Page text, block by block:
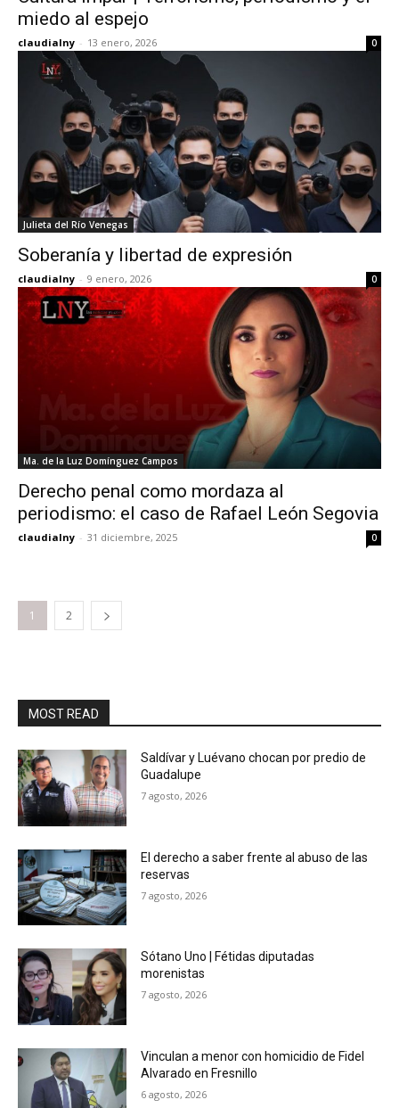
miedo al espejo
claudialny - 13 enero, 2026 0
Julieta del Río Venegas
Soberanía y libertad de expresión
claudialny - 9 enero, 2026 0
Ma. de la Luz Domínguez Campos
Derecho penal como mordaza al
periodismo: el caso de Rafael León Segovia
claudialny - 31 diciembre, 2025 0
1 2
MOST READ
Saldívar y Luévano chocan por predio de
Guadalupe
7 agosto, 2026
El derecho a saber frente al abuso de las
reservas
7 agosto, 2026
Sótano Uno | Fétidas diputadas
morenistas
7 agosto, 2026
Vinculan a menor con homicidio de Fidel
Alvarado en Fresnillo
6 agosto, 2026